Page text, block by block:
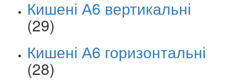
Кишені А6 вертикальні
(29)
Кишені А6 горизонтальні
(28)